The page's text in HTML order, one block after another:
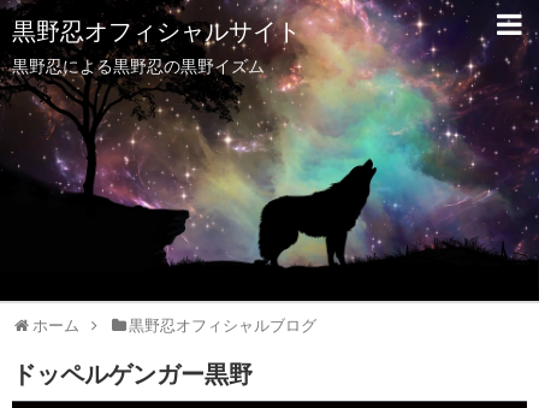
黒野忍オフィシャルサイト
黒野忍による黒野忍の黒野イズム
ホーム 黒野忍オフィシャルブログ
ドッペルゲンガー黒野